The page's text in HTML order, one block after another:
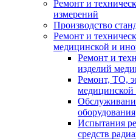
Ремонт и
измерений
Производство
Ремонт и
медицинской и
Ремонт и
изделий
Ремонт, ТО,
оборудования
Испытания
средств